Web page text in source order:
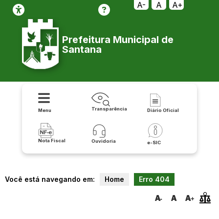
transparencia/saude/publicacoes/ A- A A+
Prefeitura Municipal de
Santana
Menu Transparência Diário Oficial
Nota Fiscal Ouvidoria e-SIC
Você está navegando em: Home Erro 404